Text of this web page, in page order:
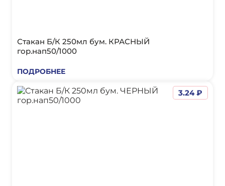
Стакан Б/К 250мл бум. КРАСНЫЙ
гор.нап50/1000
ПОДРОБНЕЕ
3.24 ₽